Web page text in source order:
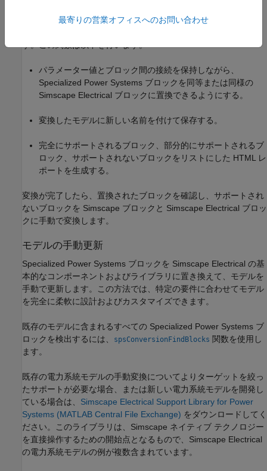
spsConversionAssistant関数を使用して、Specialized Power
パラメーター値とブロック間の接続を保持しながら、
Specialized Power Systems ブロックを同等または同様の
Simscape Electrical ブロックに置換できるようにする。
変換したモデルに新しい名前を付けて保存する。
完全にサポートされるブロック、部分的にサポートされるブ
ロック、サポートされないブロックをリストにした HTML レ
ポートを生成する。
変換が完了したら、置換されたブロックを確認し、サポートされ
ないブロックを Simscape ブロックと Simscape Electrical ブロッ
クに手動で変換します。
モデルの手動更新
Specialized Power Systems ブロックを Simscape Electrical の基
本的なコンポーネントおよびライブラリに置き換えて、モデルを
手動で更新します。この方法では、特定の要件に合わせてモデル
を完全に柔軟に設計およびカスタマイズできます。
既存のモデルに含まれるすべての Specialized Power Systems ブ
ロックを検出するには、
spsConversionFindBlocks 関数を使用し
ます。
既存の電力系統モデルの手動変換についてよりターゲットを絞っ
たサポートが必要な場合、または新しい電力系統モデルを開発し
ている場合は、 Simscape Electrical Support Library for Power
Systems (MATLAB Central File Exchange) をダウンロードしてく
ださい。このライブラリは、Simscape ネイティブ テクノロジー
を直接操作するための開始点となるもので、 Simscape Electrical
の電力系統モデルの例が複数含まれています。
最寄りの営業オフィスへのお問い合わせ